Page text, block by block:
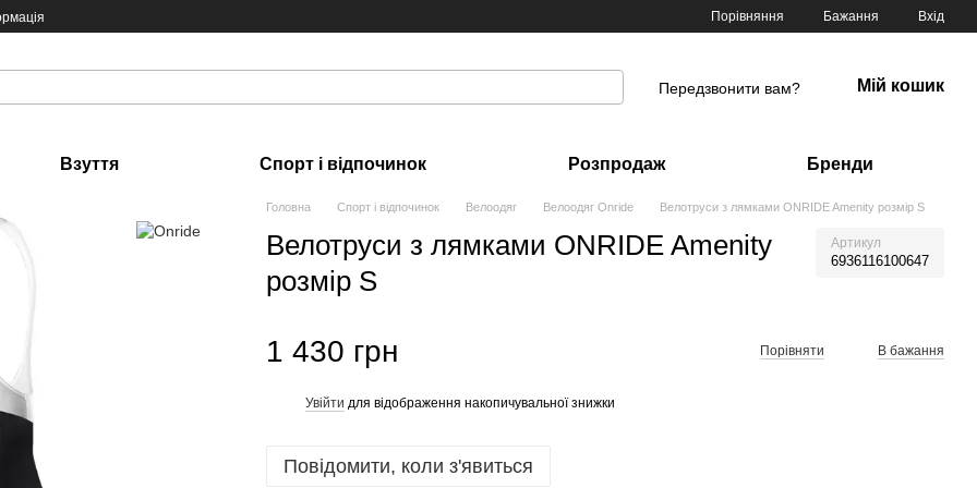
Порівняння Бажання Вхід
Передзвонити вам? Мій кошик
Взуття Спорт і відпочинок Розпродаж Бренди
Головна Спорт і відпочинок Велоодяг Велоодяг Onride Велотруси з лямками ONRIDE Amenity розмір S
Велотруси з лямками ONRIDE Amenity
розмір S
Артикул
6936116100647
1 430 грн Порівняти В бажання
Увійти для відображення накопичувальної знижки
Повідомити, коли з'явиться